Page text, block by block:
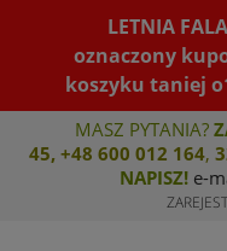
LETNIA
oznaczony
koszyku taniej
MASZ PYTANIA?
45, +48 600 012 164,
NAPISZ! e-